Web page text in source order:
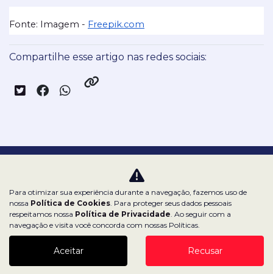
Fonte: Imagem - Freepik.com
Compartilhe esse artigo nas redes sociais:
Dealerspace SA
CNPJ: 43.970.000/0001-27
Para otimizar sua experiência durante a navegação, fazemos uso de
nossa Política de Cookies. Para proteger seus dados pessoais
respeitamos nossa Política de Privacidade. Ao seguir com a
navegação e visita você concorda com nossas Políticas.
Aceitar Recusar